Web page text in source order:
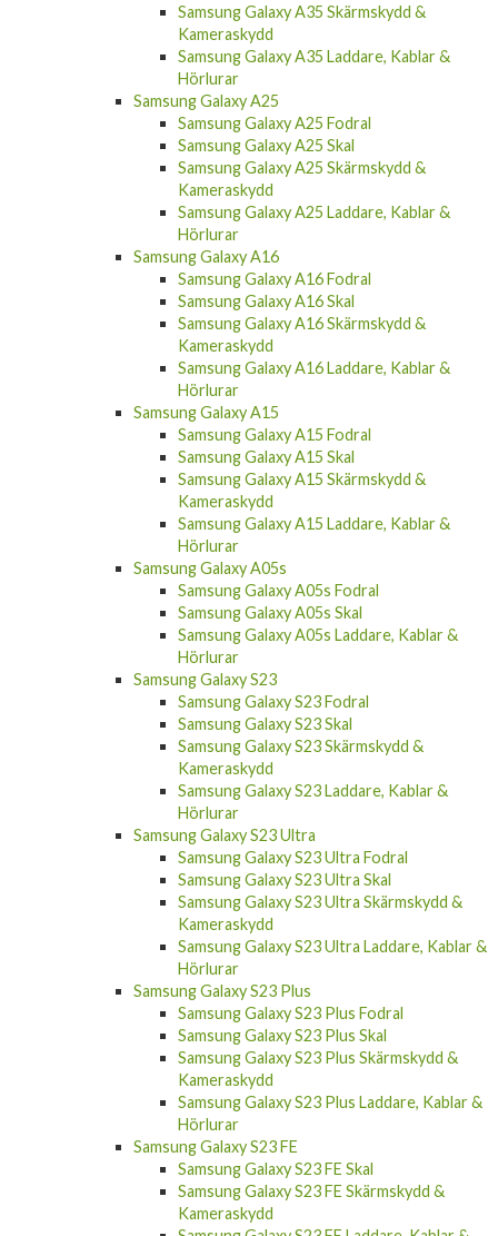
Samsung Galaxy A35 Skärmskydd &
Kameraskydd
Samsung Galaxy A35 Laddare, Kablar &
Hörlurar
Samsung Galaxy A25
Samsung Galaxy A25 Fodral
Samsung Galaxy A25 Skal
Samsung Galaxy A25 Skärmskydd &
Kameraskydd
Samsung Galaxy A25 Laddare, Kablar &
Hörlurar
Samsung Galaxy A16
Samsung Galaxy A16 Fodral
Samsung Galaxy A16 Skal
Samsung Galaxy A16 Skärmskydd &
Kameraskydd
Samsung Galaxy A16 Laddare, Kablar &
Hörlurar
Samsung Galaxy A15
Samsung Galaxy A15 Fodral
Samsung Galaxy A15 Skal
Samsung Galaxy A15 Skärmskydd &
Kameraskydd
Samsung Galaxy A15 Laddare, Kablar &
Hörlurar
Samsung Galaxy A05s
Samsung Galaxy A05s Fodral
Samsung Galaxy A05s Skal
Samsung Galaxy A05s Laddare, Kablar &
Hörlurar
Samsung Galaxy S23
Samsung Galaxy S23 Fodral
Samsung Galaxy S23 Skal
Samsung Galaxy S23 Skärmskydd &
Kameraskydd
Samsung Galaxy S23 Laddare, Kablar &
Hörlurar
Samsung Galaxy S23 Ultra
Samsung Galaxy S23 Ultra Fodral
Samsung Galaxy S23 Ultra Skal
Samsung Galaxy S23 Ultra Skärmskydd &
Kameraskydd
Samsung Galaxy S23 Ultra Laddare, Kablar &
Hörlurar
Samsung Galaxy S23 Plus
Samsung Galaxy S23 Plus Fodral
Samsung Galaxy S23 Plus Skal
Samsung Galaxy S23 Plus Skärmskydd &
Kameraskydd
Samsung Galaxy S23 Plus Laddare, Kablar &
Hörlurar
Samsung Galaxy S23 FE
Samsung Galaxy S23 FE Skal
Samsung Galaxy S23 FE Skärmskydd &
Kameraskydd